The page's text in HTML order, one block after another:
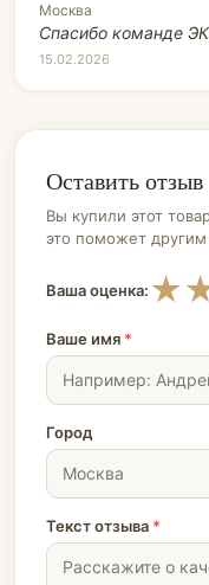
Москва
Спасибо команде
15.02.2026
Оставить отзыв
Вы купили этот
это поможет другим
Ваша оценка: ★
Ваше имя *
Город
Текст отзыва *